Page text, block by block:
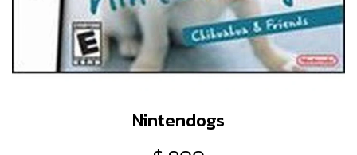
Nintendogs